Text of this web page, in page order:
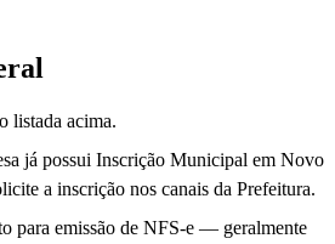
listada acima.
já possui Inscrição Municipal em Novo
a inscrição nos canais da Prefeitura.
para emissão de NFS-e — geralmente